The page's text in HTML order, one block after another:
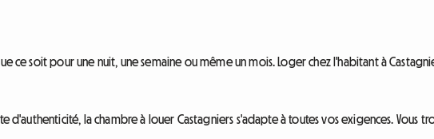
ce soit pour une nuit, une semaine ou même un mois. Loger chez l'habitant à
la chambre à louer Castagniers s'adapte à toutes vos exigences. Vous